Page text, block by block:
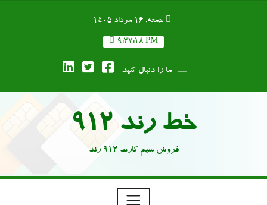
جمعه, ۱۶ مرداد ۱۴۰۵
9:27:19 PM
ما را دنبال کنید
خط رند 912
فروش سیم کارت 912 رند